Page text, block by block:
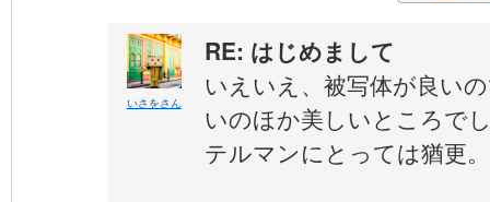
いさをさん
RE: はじめまして
いえいえ、被写体が良い
いのほか美しいところで
テルマンにとっては猶更。